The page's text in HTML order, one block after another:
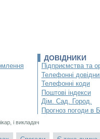
ДОВІДНИКИ
Підприємства та
Телефонні
Телефонні коди
Поштові індекси
Дім. Сад. Город.
Прогноз погоди в
і викладач